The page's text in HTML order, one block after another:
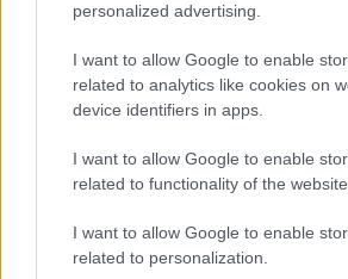
personalized advertising.
I want to allow Google to enable
related to analytics like cookies on
device identifiers in apps.
I want to allow Google to enable
related to functionality of the
I want to allow Google to enable
related to personalization.